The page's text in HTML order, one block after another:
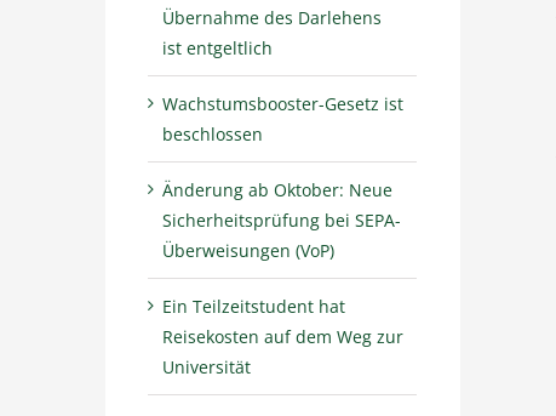
Übernahme des Darlehens
ist entgeltlich
Wachstumsbooster-Gesetz ist
beschlossen
Änderung ab Oktober: Neue
Sicherheitsprüfung bei SEPA-
Überweisungen (VoP)
Ein Teilzeitstudent hat
Reisekosten auf dem Weg zur
Universität